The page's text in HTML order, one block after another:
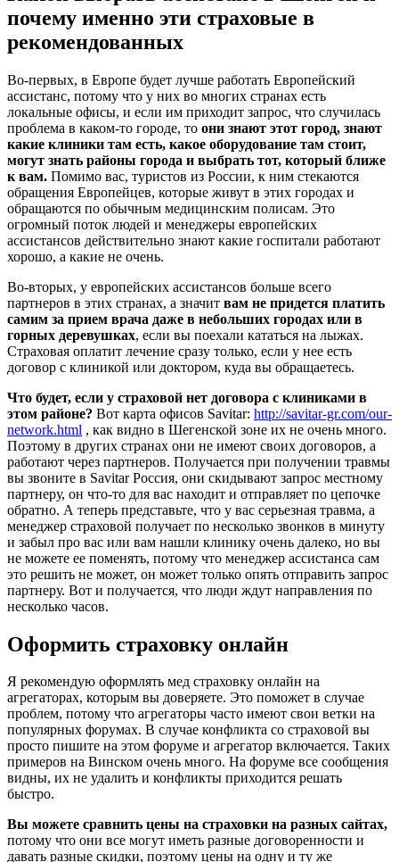
почему именно эти страховые в
рекомендованных
Во-первых, в Европе будет лучше работать Европейский
ассистанс, потому что у них во многих странах есть
локальные офисы, и если им приходит запрос, что случилась
проблема в каком-то городе, то они знают этот город, знают
какие клиники там есть, какое оборудование там стоит,
могут знать районы города и выбрать тот, который ближе
к вам. Помимо вас, туристов из России, к ним стекаются
обращения Европейцев, которые живут в этих городах и
обращаются по обычным медицинским полисам. Это
огромный поток людей и менеджеры европейских
ассистансов действительно знают какие госпитали работают
хорошо, а какие не очень.
Во-вторых, у европейских ассистансов больше всего
партнеров в этих странах, а значит вам не придется платить
самим за прием врача даже в небольших городах или в
горных деревушках, если вы поехали кататься на лыжах.
Страховая оплатит лечение сразу только, если у нее есть
договор с клиникой или доктором, куда вы обращаетесь.
Что будет, если у страховой нет договора с клиниками в
этом районе? Вот карта офисов Savitar: http://savitar-gr.com/our-
network.html , как видно в Шегенской зоне их не очень много.
Поэтому в других странах они не имеют своих договоров, а
работают через партнеров. Получается при получении травмы
вы звоните в Savitar Россия, они скидывают запрос местному
партнеру, он что-то для вас находит и отправляет по цепочке
обратно. А теперь представьте, что у вас серьезная травма, а
менеджер страховой получает по несколько звонков в минуту
и забыл про вас или вам нашли клинику очень далеко, но вы
не можете ее поменять, потому что менеджер ассистанса сам
это решить не может, он может только опять отправить запрос
партнеру. Вот и получается, что люди ждут направления по
несколько часов.
Оформить страховку онлайн
Я рекомендую оформлять мед страховку онлайн на
агрегаторах, которым вы доверяете. Это поможет в случае
проблем, потому что агрегаторы часто имеют свои ветки на
популярных форумах. В случае конфликта со страховой вы
просто пишите на этом форуме и агрегатор включается. Таких
примеров на Винском очень много. На форуме все сообщения
видны, их не удалить и конфликты приходится решать
быстро.
Вы можете сравнить цены на страховки на разных сайтах,
потому что они все могут иметь разные договоренности и
давать разные скидки, поэтому цены на одну и ту же